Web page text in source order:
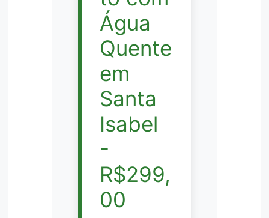
Água
Quente
em
Santa
Isabel
-
R$299,
00